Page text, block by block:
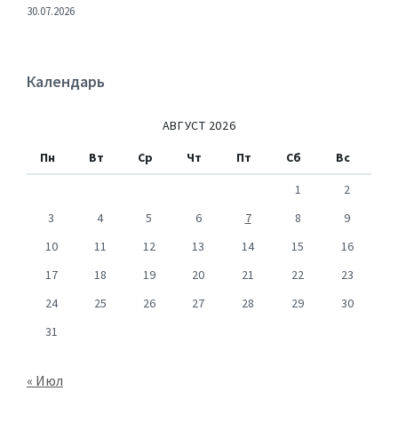
30.07.2026
Календарь
АВГУСТ 2026
Пн
Вт Ср Чт Пт Сб
Вс
1
2
3
4 5 6 7 8
9
10
11 12 13 14 15
16
17
18 19 20 21 22
23
24
25 26 27 28 29
30
31
« Июл